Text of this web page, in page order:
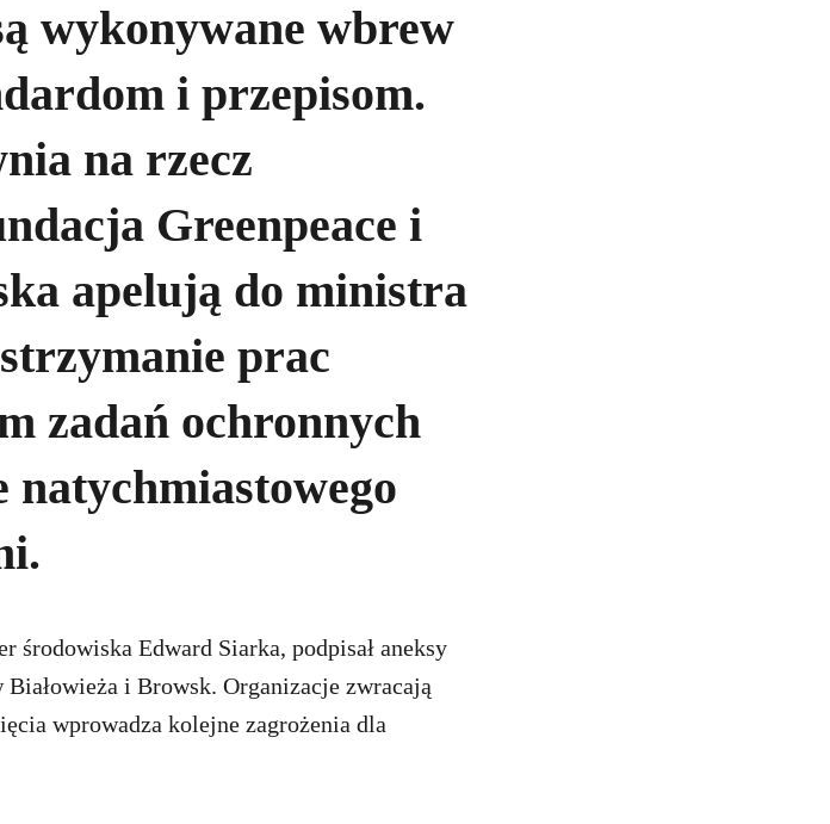
wykonywane wbrew
i przepisom.
na rzecz
Greenpeace i
apelują do ministra
prac
zadań ochronnych
natychmiastowego
środowiska Edward Siarka, podpisał aneksy
i Browsk. Organizacje zwracają
wprowadza kolejne zagrożenia dla